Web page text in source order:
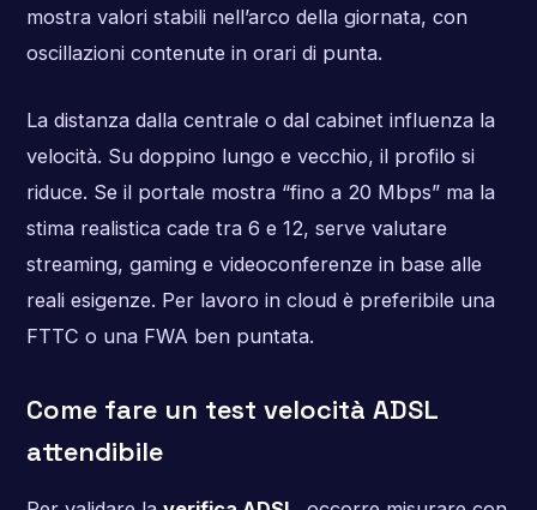
mostra valori stabili nell’arco della giornata, con
oscillazioni contenute in orari di punta.
La distanza dalla centrale o dal cabinet influenza la
velocità. Su doppino lungo e vecchio, il profilo si
riduce. Se il portale mostra “fino a 20 Mbps” ma la
stima realistica cade tra 6 e 12, serve valutare
streaming, gaming e videoconferenze in base alle
reali esigenze. Per lavoro in cloud è preferibile una
FTTC o una FWA ben puntata.
Come fare un test velocità ADSL
attendibile